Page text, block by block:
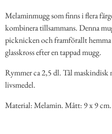
Melaminmugg som finns i flera
kombinera tillsammans. Denna
picknicken och framförallt
glasskross efter en tappad mugg.
Rymmer ca 2,5 dl. Tål
livsmedel.
Material: Melamin. Mått: 9 x 9 cm.